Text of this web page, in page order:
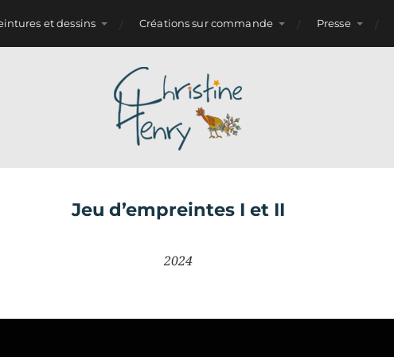
et dessins Créations sur commande Presse
Jeu d’empreintes I et II
2024